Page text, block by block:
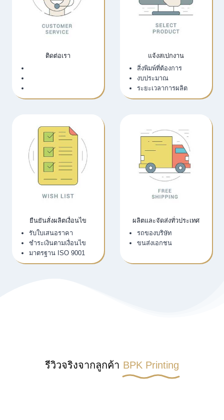
ติดต่อเรา
แจ้งสเปกงาน
สิ่งพิมพ์ที่ต้องการ
งบประมาณ
ระยะเวลาการผลิต
ยืนยันสั่งผลิตเงื่อนไข
รับใบเสนอราคา
ชำระเงินตามเงื่อนไข
มาตรฐาน ISO 9001
ผลิตและจัดส่งทั่วประเทศ
รถของบริษัท
ขนส่งเอกชน
รีวิวจริงจากลูกค้า BPK Printing